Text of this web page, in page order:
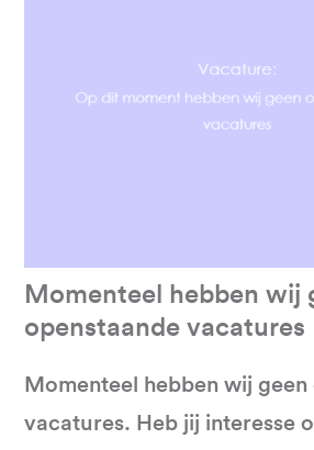
Momenteel hebben wij
openstaande vacatures
Momenteel hebben wij
vacatures. Heb jij interesse